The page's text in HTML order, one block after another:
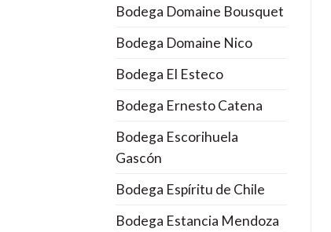
Bodega Domaine Bousquet
Bodega Domaine Nico
Bodega El Esteco
Bodega Ernesto Catena
Bodega Escorihuela
Gascón
Bodega Espíritu de Chile
Bodega Estancia Mendoza